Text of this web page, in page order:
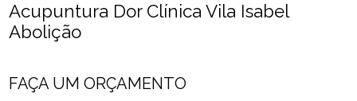
Acupuntura Dor Clínica Vila Isabel
Abolição
FAÇA UM ORÇAMENTO